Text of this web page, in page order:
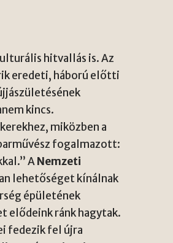
hitvallás is. Az
eredeti, háború előtti
kincs.
miközben a
fogalmazott:
ANemzeti
lehetőséget kínálnak
épületének
elődeink ránk hagytak.
fedezik fel újra